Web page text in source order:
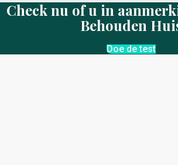
Check nu of u in
Behouden
Doe de test